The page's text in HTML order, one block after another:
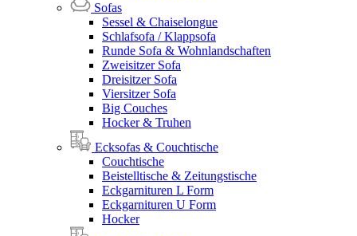
Sofas
Sessel & Chaiselongue
Schlafsofa / Klappsofa
Runde Sofa & Wohnlandschaften
Zweisitzer Sofa
Dreisitzer Sofa
Viersitzer Sofa
Big Couches
Hocker & Truhen
Ecksofas & Couchtische
Couchtische
Beistelltische & Zeitungstische
Eckgarnituren L Form
Eckgarnituren U Form
Hocker